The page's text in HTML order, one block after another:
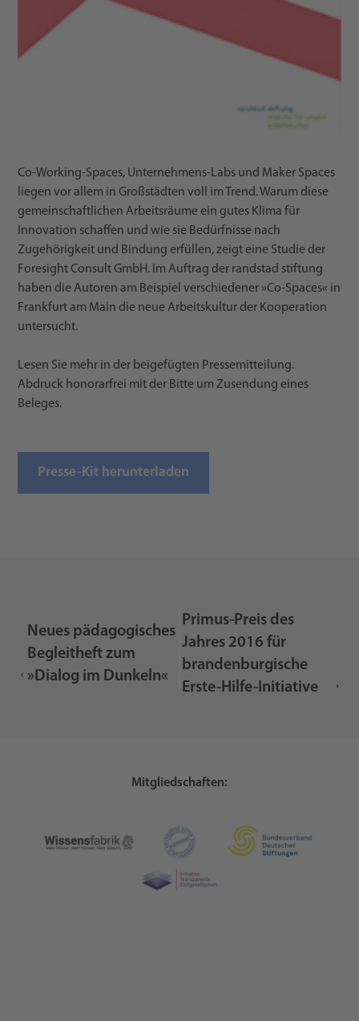
Co-Working-Spaces, Unternehmens-Labs und Maker Spaces
liegen vor allem in Großstädten voll im Trend. Warum diese
gemeinschaftlichen Arbeitsräume ein gutes Klima für
Innovation schaffen und wie sie Bedürfnisse nach
Zugehörigkeit und Bindung erfüllen, zeigt eine Studie der
Foresight Consult GmbH. Im Auftrag der randstad stiftung
haben die Autoren am Beispiel verschiedener »Co-Spaces« in
Frankfurt am Main die neue Arbeitskultur der Kooperation
untersucht.
Lesen Sie mehr in der beigefügten Pressemitteilung.
Abdruck honorarfrei mit der Bitte um Zusendung eines
Beleges.
Presse-Kit herunterladen
Neues pädagogisches
Begleitheft zum
»Dialog im Dunkeln«
Primus-Preis des
Jahres 2016 für
brandenburgische
Erste-Hilfe-Initiative
Mitgliedschaften: